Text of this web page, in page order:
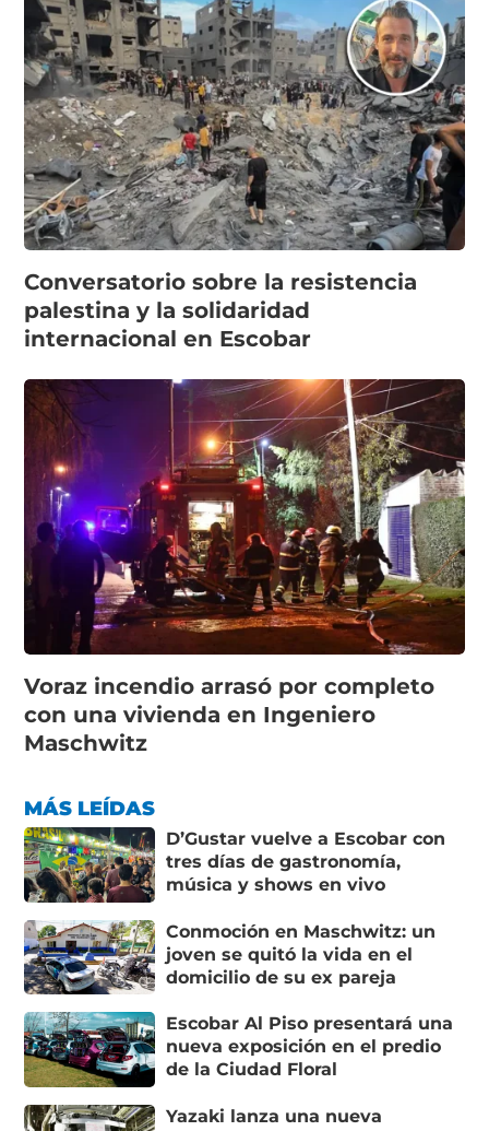
Conversatorio sobre la resistencia
palestina y la solidaridad
internacional en Escobar
Voraz incendio arrasó por completo
con una vivienda en Ingeniero
Maschwitz
MÁS LEÍDAS
D’Gustar vuelve a Escobar con
tres días de gastronomía,
música y shows en vivo
Conmoción en Maschwitz: un
joven se quitó la vida en el
domicilio de su ex pareja
Escobar Al Piso presentará una
nueva exposición en el predio
de la Ciudad Floral
Yazaki lanza una nueva